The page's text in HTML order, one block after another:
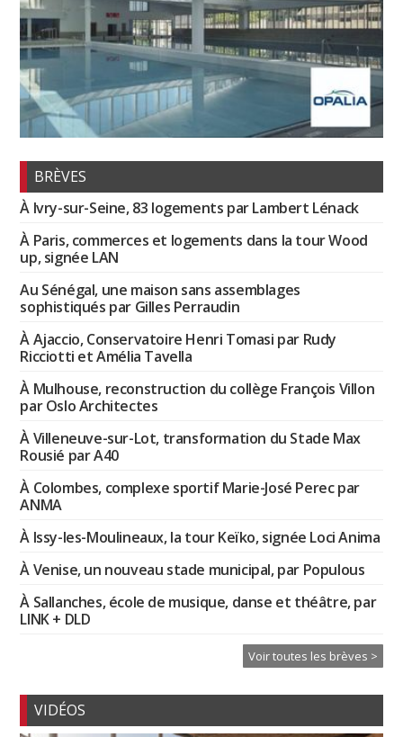
BRÈVES
À Ivry-sur-Seine, 83 logements par Lambert Lénack
À Paris, commerces et logements dans la tour Wood
up, signée LAN
Au Sénégal, une maison sans assemblages
sophistiqués par Gilles Perraudin
À Ajaccio, Conservatoire Henri Tomasi par Rudy
Ricciotti et Amélia Tavella
À Mulhouse, reconstruction du collège François Villon
par Oslo Architectes
À Villeneuve-sur-Lot, transformation du Stade Max
Rousié par A40
À Colombes, complexe sportif Marie-José Perec par
ANMA
À Issy-les-Moulineaux, la tour Keïko, signée Loci Anima
À Venise, un nouveau stade municipal, par Populous
À Sallanches, école de musique, danse et théâtre, par
LINK + DLD
Voir toutes les brèves >
VIDÉOS